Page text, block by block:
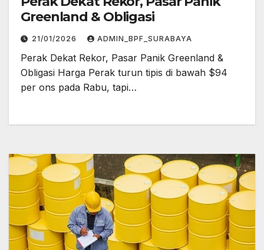
Greenland & Obligasi
21/01/2026 ADMIN_BPF_SURABAYA
Perak Dekat Rekor, Pasar Panik Greenland &
Obligasi Harga Perak turun tipis di bawah $94
per ons pada Rabu, tapi…